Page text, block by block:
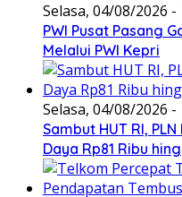
Selasa, 04/08/2026 -
PWI Pusat Pasang
Melalui PWI Kepri
Selasa, 04/08/2026 -
Sambut HUT RI,
Daya Rp81 Ribu